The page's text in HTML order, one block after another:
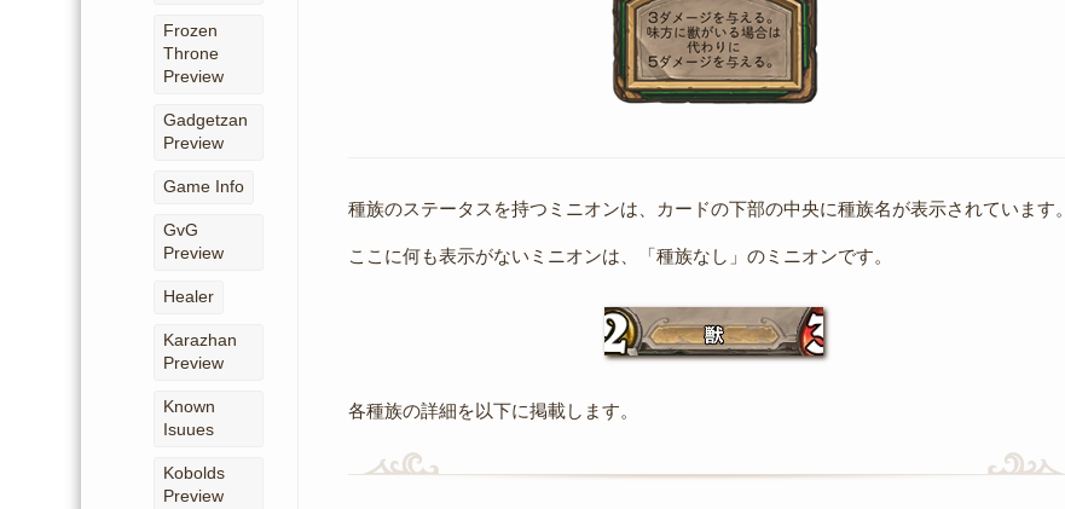
種族のステータスを持つミニオンは、カードの下部の中央に種族名が表示されています。
ここに何も表示がないミニオンは、「種族なし」のミニオンです。
各種族の詳細を以下に掲載します。
Frozen
Throne
Preview
Gadgetzan
Preview
Game Info
GvG
Preview
Healer
Karazhan
Preview
Known
Isuues
Kobolds
Preview